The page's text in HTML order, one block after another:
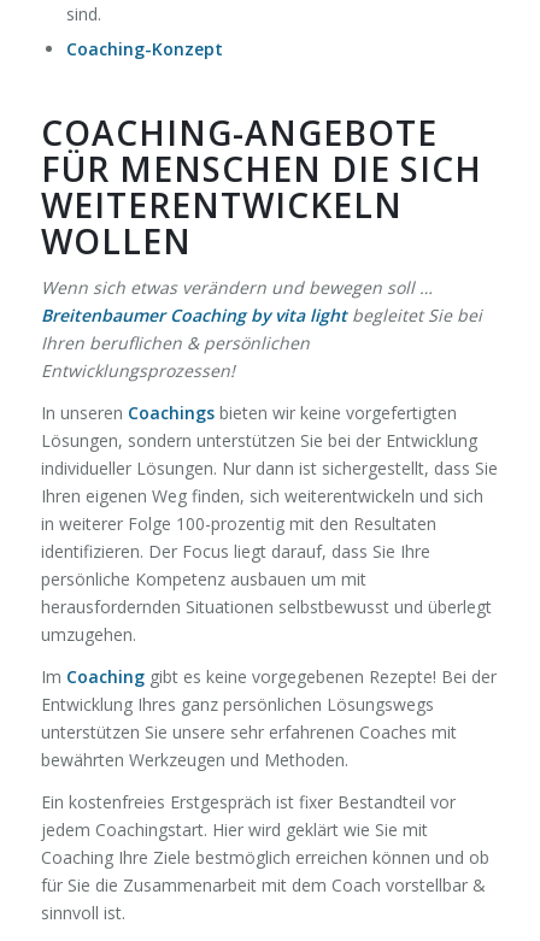
sind.
Coaching-Konzept
COACHING-ANGEBOTE
FÜR MENSCHEN DIE SICH
WEITERENTWICKELN
WOLLEN
Wenn sich etwas verändern und bewegen soll …
Breitenbaumer Coaching by vita lightbegleitet Sie bei
Ihren beruflichen & persönlichen
Entwicklungsprozessen!
In unseren Coachingsbieten wir keine vorgefertigten
Lösungen, sondern unterstützen Sie bei der Entwicklung
individueller Lösungen. Nur dann ist sichergestellt, dass Sie
Ihren eigenen Weg finden, sich weiterentwickeln und sich
in weiterer Folge 100-prozentig mit den Resultaten
identifizieren. Der Focus liegt darauf, dass Sie Ihre
persönliche Kompetenz ausbauen um mit
herausfordernden Situationen selbstbewusst und überlegt
umzugehen.
Im Coachinggibt es keine vorgegebenen Rezepte! Bei der
Entwicklung Ihres ganz persönlichen Lösungswegs
unterstützen Sie unsere sehr erfahrenen Coaches mit
bewährten Werkzeugen und Methoden.
Ein kostenfreies Erstgespräch ist fixer Bestandteil vor
jedem Coachingstart. Hier wird geklärt wie Sie mit
Coaching Ihre Ziele bestmöglich erreichen können und ob
für Sie die Zusammenarbeit mit dem Coach vorstellbar &
sinnvoll ist.